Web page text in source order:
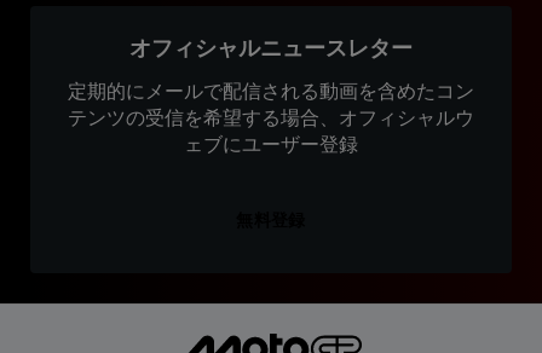
オフィシャルニュースレター
定期的にメールで配信される動画を含めたコン
テンツの受信を希望する場合、オフィシャルウ
ェブにユーザー登録